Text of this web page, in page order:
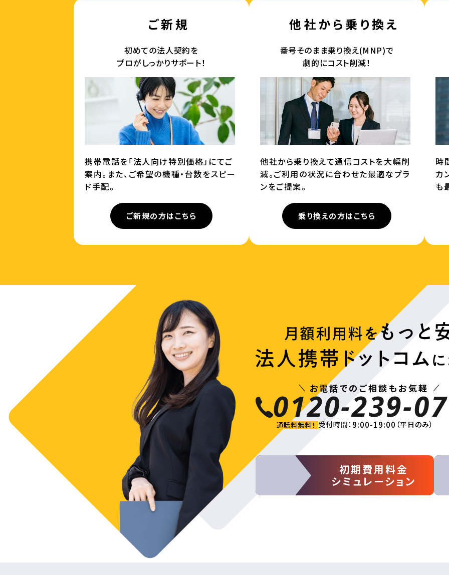
ご新規
初めての法人契約を
プロがしっかりサポート！
携帯電話を「法人向け特別価格」にてご
案内。また、ご希望の機種・台数をスピー
ド手配。
ご新規の方はこちら
他社から乗り換え
番号そのまま乗り換え(MNP)で
劇的にコスト削減！
他社から乗り換えて通信コストを大幅削
減。ご利用の状況に合わせた最適なプラ
ンをご提案。
乗り換えの方はこちら
時
カ
も
お電話でのご相談もお気軽
0120-239-
通話料無料！ 受付時間： 9:00-19:00 （平日のみ）
初期費用料金
シミュレーション